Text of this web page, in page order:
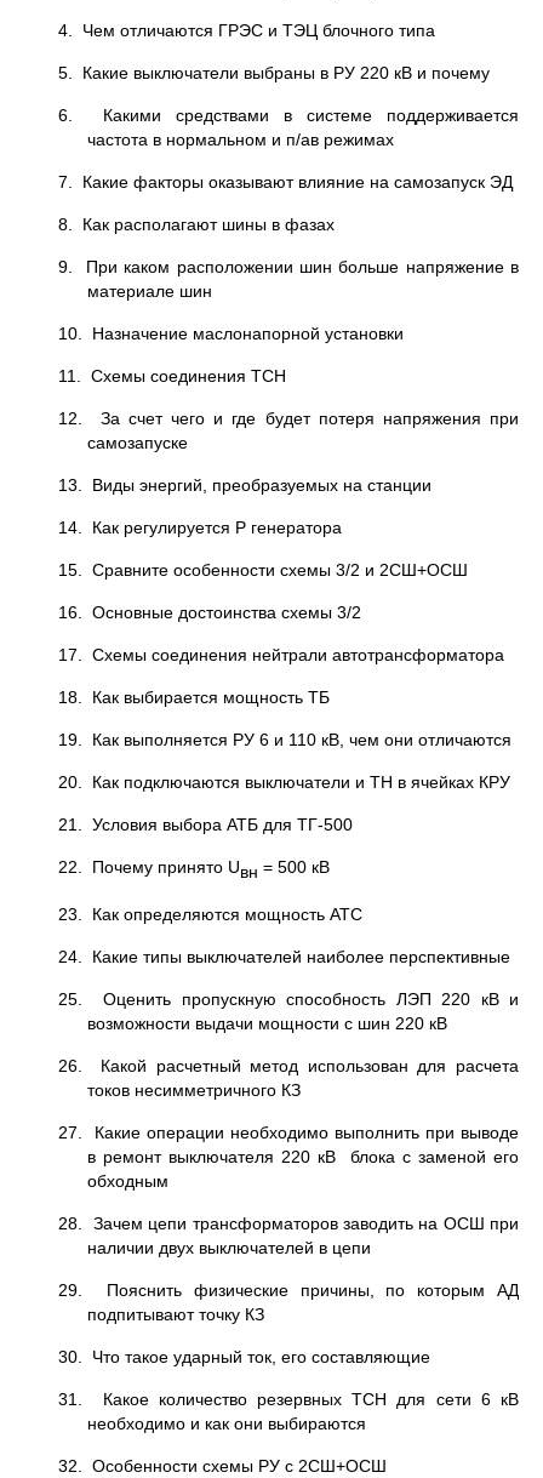
4. Чем отличаются ГРЭС и ТЭЦ блочного типа
5. Какие выключатели выбраны в РУ 220 кВ и почему
6. Какими средствами в системе поддерживается
частота в нормальном и п/ав режимах
7. Какие факторы оказывают влияние на самозапуск ЭД
8. Как располагают шины в фазах
9. При каком расположении шин больше напряжение в
материале шин
10. Назначение маслонапорной установки
11. Схемы соединения ТСН
12. За счет чего и где будет потеря напряжения при
самозапуске
13. Виды энергий, преобразуемых на станции
14. Как регулируется Р генератора
15. Сравните особенности схемы 3/2 и 2СШ+ОСШ
16. Основные достоинства схемы 3/2
17. Схемы соединения нейтрали автотрансформатора
18. Как выбирается мощность ТБ
19. Как выполняется РУ 6 и 110 кВ, чем они отличаются
20. Как подключаются выключатели и ТН в ячейках КРУ
21. Условия выбора АТБ для ТГ-500
22. Почему принято Uвн= 500 кВ
23. Как определяются мощность АТС
24. Какие типы выключателей наиболее перспективные
25. Оценить пропускную способность ЛЭП 220 кВ и
возможности выдачи мощности с шин 220 кВ
26. Какой расчетный метод использован для расчета
токов несимметричного КЗ
27. Какие операции необходимо выполнить при выводе
в ремонт выключателя 220 кВ блока с заменой его
обходным
28. Зачем цепи трансформаторов заводить на ОСШ при
наличии двух выключателей в цепи
29. Пояснить физические причины, по которым АД
подпитывают точку КЗ
30. Что такое ударный ток, его составляющие
31. Какое количество резервных ТСН для сети 6 кВ
необходимо и как они выбираются
32. Особенности схемы РУ с 2СШ+ОСШ